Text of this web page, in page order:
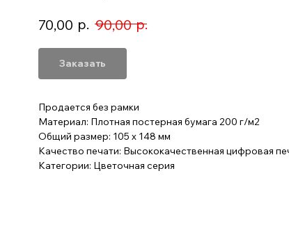
70,00 р. 90,00 р.
Заказать
Продается без рамки
Материал: Плотная постерная бумага 200 г/м2
Общий размер: 105 x 148 мм
Качество печати: Высококачественная цифровая
Категории: Цветочная серия